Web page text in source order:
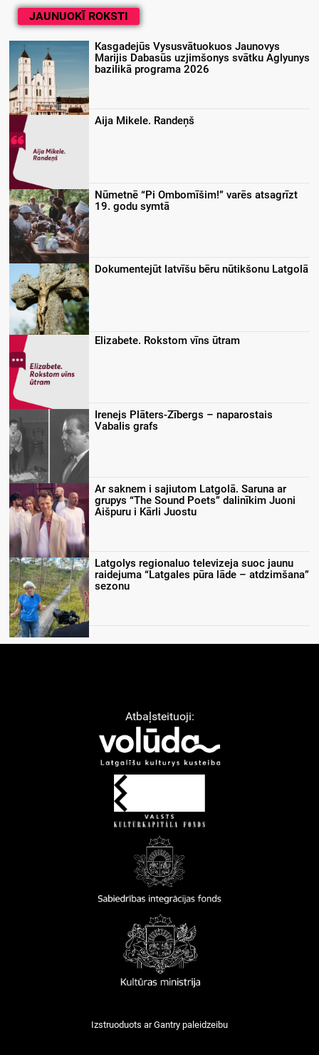
JAUNUOKĪ ROKSTI
Kasgadejūs Vysusvātuokuos Jaunovys
Marijis Dabasūs uzjimšonys svātku Aglyunys
bazilikā programa 2026
Aija Mikele. Randeņš
Nūmetnē “Pi Ombomīšim!” varēs atsagrīzt
19. godu symtā
Dokumentejūt latvīšu bēru nūtikšonu Latgolā
Elizabete. Rokstom vīns ūtram
Irenejs Plāters-Zībergs – naparostais
Vabalis grafs
Ar saknem i sajiutom Latgolā. Saruna ar
grupys “The Sound Poets” dalinīkim Juoni
Aišpuru i Kārli Juostu
Latgolys regionaluo televizeja suoc jaunu
raidejuma “Latgales pūra lāde – atdzimšana”
sezonu
Atbaļsteituoji:
Izstruoduots arGantry paleidzeibu